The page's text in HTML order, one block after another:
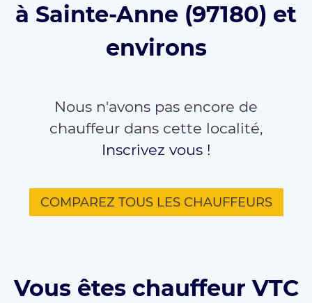
à Sainte-Anne (97180) et
environs
Nous n'avons pas encore de
chauffeur dans cette localité,
Inscrivez vous !
COMPAREZ TOUS LES CHAUFFEURS
Vous êtes chauffeur VTC